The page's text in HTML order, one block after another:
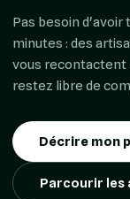
Pas besoin d'avoir
minutes : des
vous recontactent
restez libre de
Décrire mon
Parcourir les